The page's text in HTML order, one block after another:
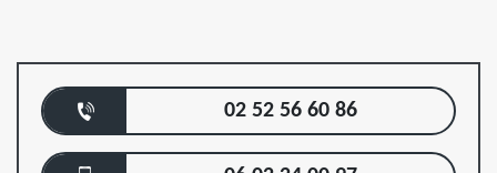
02 52 56 60 86